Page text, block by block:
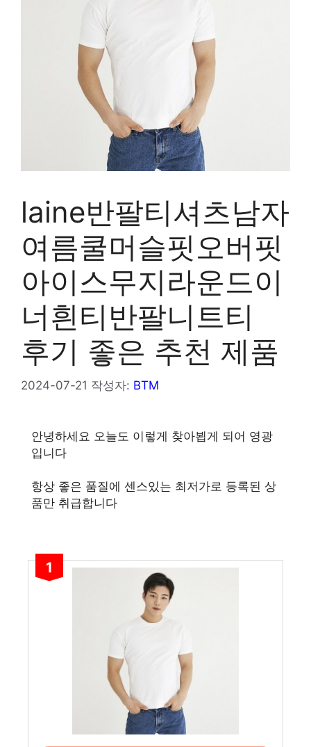
laine반팔티셔츠남자
여름쿨머슬핏오버핏
아이스무지라운드이
너흰티반팔니트티
후기 좋은 추천 제품
2024-07-21 작성자: BTM
안녕하세요 오늘도 이렇게 찾아뵙게 되어 영광
입니다
항상 좋은 품질에 센스있는 최저가로 등록된 상
품만 취급합니다
1